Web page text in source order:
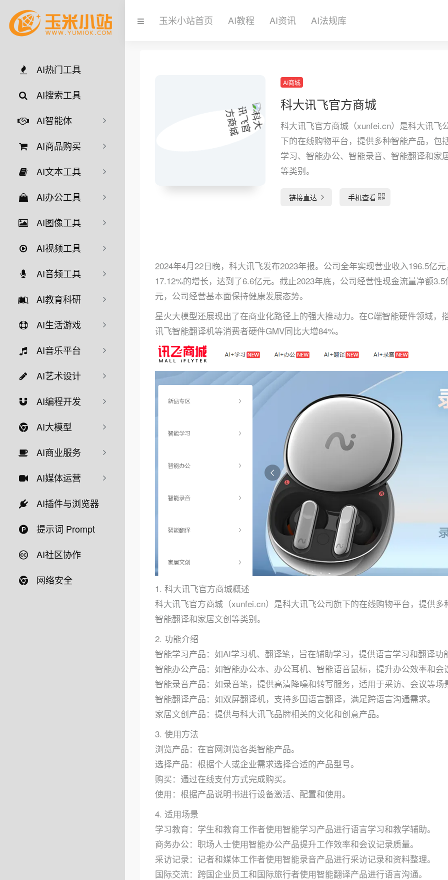
AI热门工具
AI搜索工具
AI智能体
AI商品购买
AI文本工具
AI办公工具
AI图像工具
AI视频工具
AI音频工具
AI教育科研
AI生活游戏
AI音乐平台
AI艺术设计
AI编程开发
AI大模型
AI商业服务
AI媒体运营
AI插件与浏览器
提示词 Prompt
AI社区协作
网络安全
玉米小站首页 AI教程 AI资讯 AI法规库
AI商城
科大讯飞官方商城
科大讯飞官方商城（xunfei.cn）是科大讯飞
下的在线购物平台，提供多种智能产品，包
学习、智能办公、智能录音、智能翻译和家
等类别。
链接直达 手机查看
2024年4月22日晚，科大讯飞发布2023年报。公司全年实现营业收入196.5亿
17.12%的增长，达到了6.6亿元。截止2023年底，公司经营性现金流量净额
元，公司经营基本面保持健康发展态势。
星火大模型还展现出了在商业化路径上的强大推动力。在C端智能硬件领域
讯飞智能翻译机等消费者硬件GMV同比大增84%。
1. 科大讯飞官方商城概述
科大讯飞官方商城（xunfei.cn）是科大讯飞公司旗下的在线购物平台，提供
智能翻译和家居文创等类别。
2. 功能介绍
智能学习产品：如AI学习机、翻译笔，旨在辅助学习，提供语言学习和翻译功
智能办公产品：如智能办公本、办公耳机、智能语音鼠标，提升办公效率和会
智能录音产品：如录音笔，提供高清降噪和转写服务，适用于采访、会议等场
智能翻译产品：如双屏翻译机，支持多国语言翻译，满足跨语言沟通需求。
家居文创产品：提供与科大讯飞品牌相关的文化和创意产品。
3. 使用方法
浏览产品：在官网浏览各类智能产品。
选择产品：根据个人或企业需求选择合适的产品型号。
购买：通过在线支付方式完成购买。
使用：根据产品说明书进行设备激活、配置和使用。
4. 适用场景
学习教育：学生和教育工作者使用智能学习产品进行语言学习和教学辅助。
商务办公：职场人士使用智能办公产品提升工作效率和会议记录质量。
采访记录：记者和媒体工作者使用智能录音产品进行采访记录和资料整理。
国际交流：跨国企业员工和国际旅行者使用智能翻译产品进行语言沟通。